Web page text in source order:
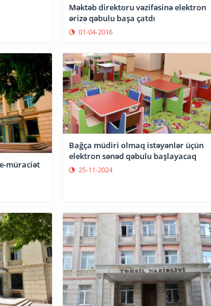
Məktəb direktoru vəzifəsinə elektron
ərizə qəbulu başa çatdı
01-04-2016
müraciət
Bağça müdiri olmaq istəyənlər üçün
elektron sənəd qəbulu başlayacaq
25-11-2024